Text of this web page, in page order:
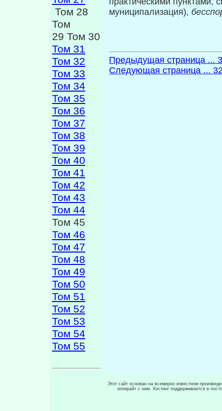
Том 28
Том
29 Том 30
Том 31
Том 32
Том 33
Том 34
Том 35
Том 36
Том 37
Том 38
Том 39
Том 40
Том 41
Том 42
Том 43
Том 44
Том 45
Том 46
Том 47
Том 48
Том 49
Том 50
Том 51
Том 52
Том 53
Том 54
Том 55
муниципализация),
Предыдущая страница ...
Следующая страница ...
Этот сайт основан на всемирно известном
копирайт с ним. Хостинг поддерживается в